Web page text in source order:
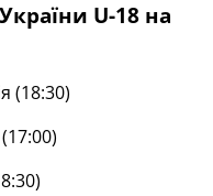
U-18 на
(18:30)
(17:00)